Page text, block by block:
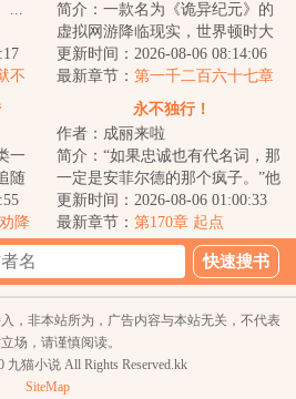
...
不
简介：一款名为《诡异纪元》的
虚拟网游降临现实，世界顿时大
乱，各地沦陷为诡异地区。每个
人扮演不同的身...
更新时间：2026-08-06 08:14:06
最新章节： 第一千二百六十七章
模拟出的“情绪”
一
随
降
永不独行！
作者：成丽来啦
简介：“如果忠诚也有代名词，那
一定是安菲尔德的那个疯子。”他
是足坛的异类，是媒体口诛笔伐
的暴徒，是...
更新时间：2026-08-06 01:00:33
最新章节： 第170章 起点
，非本站所为，广告内容与本站无关，不代表
场，请谨慎阅读。
九猫小说 All Rights Reserved.kk
SiteMap